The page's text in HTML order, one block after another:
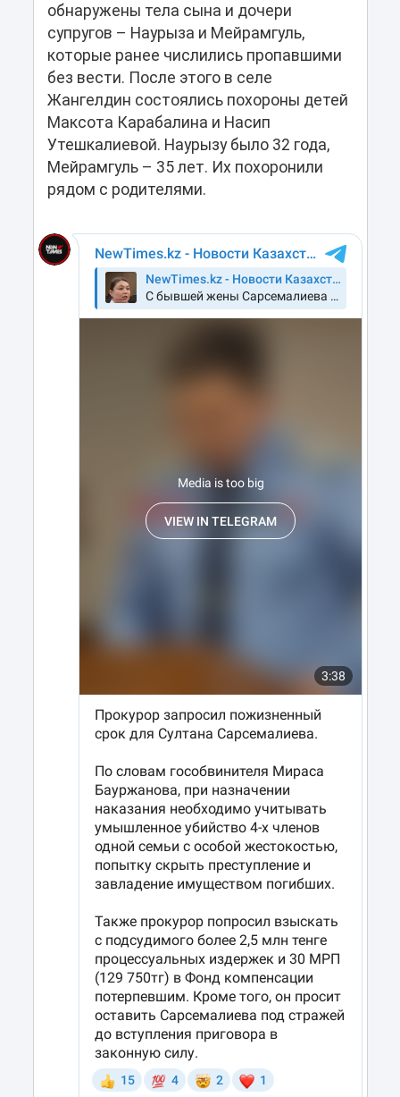
обнаружены тела сына и дочери
супругов – Наурыза и Мейрамгуль,
которые ранее числились пропавшими
без вести. После этого в селе
Жангелдин состоялись похороны детей
Максота Карабалина и Насип
Утешкалиевой. Наурызу было 32 года,
Мейрамгуль – 35 лет. Их похоронили
рядом с родителями.